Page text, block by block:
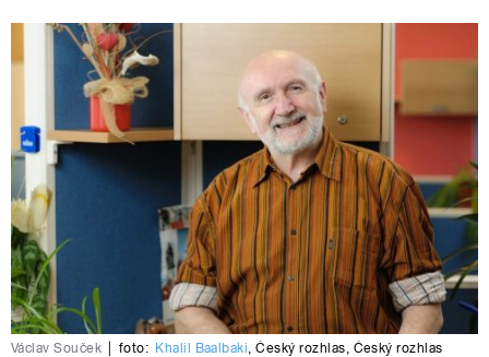
Václav Souček foto: Khalil Baalbaki ,Český rozhlas Český rozhlas